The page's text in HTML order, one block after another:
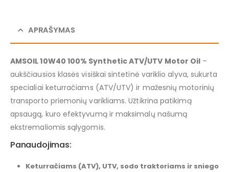
APRAŠYMAS
AMSOIL 10W40 100% Synthetic ATV/UTV Motor Oil –
aukščiausios klasės visiškai sintetinė variklio alyva, sukurta
specialiai keturračiams (ATV/UTV) ir mažesnių motorinių
transporto priemonių varikliams. Užtikrina patikimą
apsaugą, kuro efektyvumą ir maksimalų našumą
ekstremaliomis sąlygomis.
Panaudojimas:
Keturračiams (ATV), UTV, sodo traktoriams ir sniego